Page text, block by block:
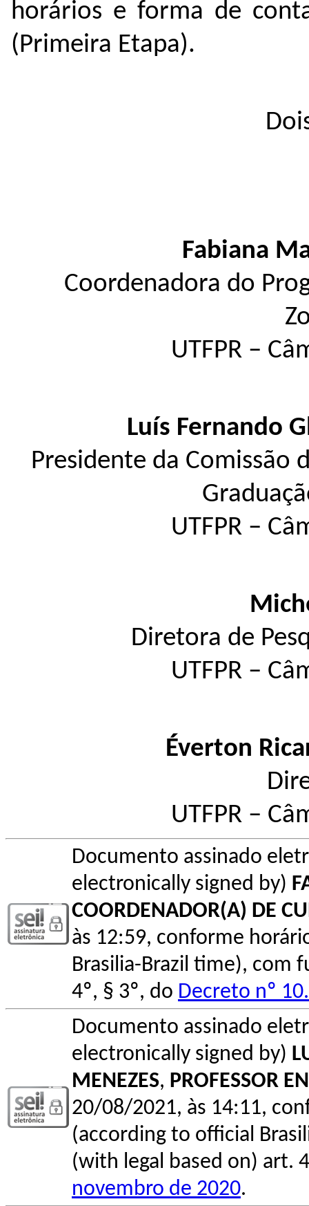
horários e forma de
(Primeira Etapa).
Fabiana
Coordenadora do
UTFPR –
Luís Fernando
Presidente da Comissão
UTFPR –
Diretora de
UTFPR –
Éverton
UTFPR –
Documento assinado
electronically signed by)
COORDENADOR(A) DE
às 12:59, conforme
Brasilia-Brazil time), com
4º, § 3º, do Decreto nº
Documento assinado
electronically signed by)
MENEZES, PROFESSOR
20/08/2021, às 14:11,
(according to official
(with legal based on) art.
novembro de 2020.